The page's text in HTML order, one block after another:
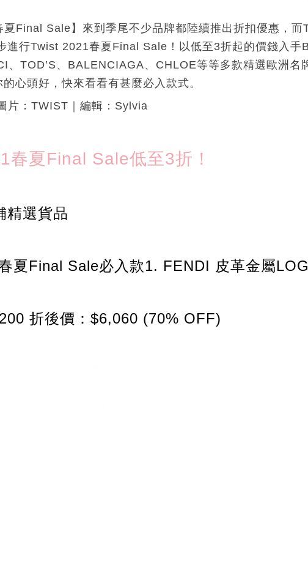
夏Final Sale】來到季尾不少品牌都陸續推出折扣優惠，而
進行Twist 2021春夏Final Sale！以低至3折起的價錢入手
、TOD’S、BALENCIAGA、CHLOE等等多款精選歐洲名
心頭好，快來看看有甚麼必入款式。
片：TWIST｜編輯：Sylvia
春夏Final Sale低至3折！
精選貨品
夏Final Sale必入款1. FENDI 皮革金屬
折後價：$6,060 (70% OFF)